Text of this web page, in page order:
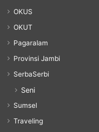
OKUS
OKUT
Pagaralam
Provinsi Jambi
SerbaSerbi
Seni
Sumsel
Traveling